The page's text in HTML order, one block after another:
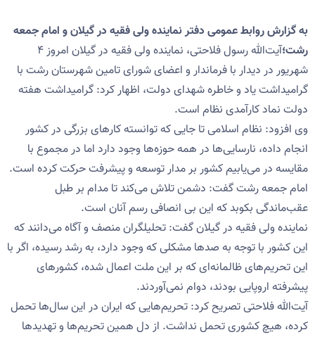
به گزارش روابط عمومی دفتر نماینده ولی فقیه در گیلان و امام جمعه
رشت؛
آیت‌الله رسول فلاحتی، نماینده ولی فقیه در گیلان امروز ۴
شهریور در دیدار با فرماندار و اعضای شورای تامین شهرستان رشت با
گرامیداشت یاد و خاطره شهدای دولت، اظهار کرد: گرامیداشت هفته
دولت نماد کارآمدی نظام است.
وی افزود: نظام اسلامی تا جایی که توانسته کارهای بزرگی در کشور
انجام داده، نارسایی‌ها در همه حوزه‌ها وجود دارد اما در مجموع با
مقایسه در می‌یابیم کشور بر مدار توسعه و پیشرفت حرکت کرده است.
امام جمعه رشت گفت: دشمن تلاش می‌کند تا مدام بر طبل
عقب‌ماندگی بکوبد که این بی انصافی رسم آنان است.
نماینده ولی فقیه در گیلان گفت: تحلیلگران منصف و آگاه می‌دانند که
این کشور با توجه به صدها مشکلی که وجود دارد، به رشد رسیده، اگر با
این تحریم‌های ظالمانه‌ای که بر این ملت اعمال شده، کشورهای
پیشرفته اروپایی بودند، دوام نمی‌آوردند.
آیت‌الله فلاحتی تصریح کرد: تحریم‌هایی که ایران در این سال‌ها تحمل
کرده، هیچ کشوری تحمل نداشت. از دل همین تحریم‌ها و تهدیدها